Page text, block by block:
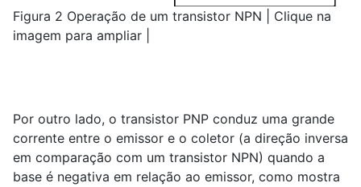
Figura 2 Operação de um transistor NPN | Clique na
imagem para ampliar |
Por outro lado, o transistor PNP conduz uma grande
corrente entre o emissor e o coletor (a direção inversa
em comparação com um transistor NPN) quando a
base é negativa em relação ao emissor, como mostra